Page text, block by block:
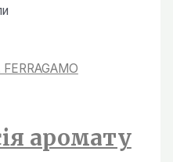
до
аромату